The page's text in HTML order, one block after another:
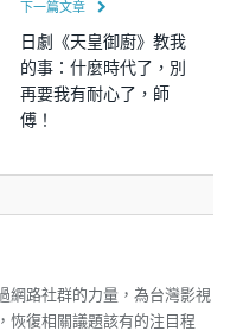
下一篇文章
日劇《天皇御廚》教我
的事：什麼時代了，別
再要我有耐心了，師
傅！
網路社群的力量，為台灣影視
恢復相關議題該有的注目程